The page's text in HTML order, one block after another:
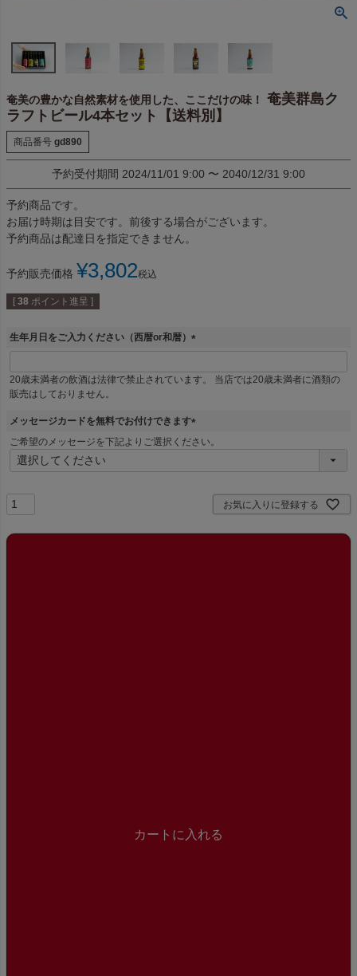
奄美の豊かな自然素材を使用した、ここだけの味！
奄美群島ク
ラフトビール4本セット【送料別】
商品番号 gd890
予約受付期間 2024/11/01 9:00 〜 2040/12/31 9:00
予約商品です。
お届け時期は目安です。前後する場合がございます。
予約商品は配達日を指定できません。
予約販売価格 ¥3,802税込
[ 38 ポイント進呈 ]
生年月日をご入力ください（西暦or和暦）
(
須
20歳未満者の飲酒は法律で禁止されています。 当店では20歳未満者に酒類の
販売はしておりません。
メッセージカードを無料でお付けできます
(
必
ご希望のメッセージを下記よりご選択ください。
お気に入りに登録する
カートに入れる